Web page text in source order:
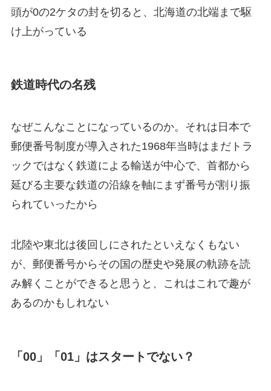
頭が0の2ケタの封を切る と、北海道の北端まで駆
け上がっている
鉄道時代の名残
なぜこんなことになっているのか。それは日本で
郵便番号制度が導入された1968年当時はまだトラ
ックではなく鉄道による輸送が中心で、首都から
延びる主要な鉄道の沿線を軸にまず番号が割り振
られていったから
北陸や東北は後回しにされたといえなくもない
が、郵便番号からその国の歴史や発展の軌跡を読
み解くことができると思うと、これはこれで趣が
あるのかもしれない
「00」「01」はスタートでない？